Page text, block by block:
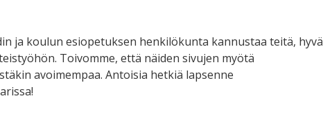
ja koulun esiopetuksen henkilökunta kannustaa teitä, hyvä
Toivomme, että näiden sivujen myötä
avoimempaa. Antoisia hetkiä lapsenne